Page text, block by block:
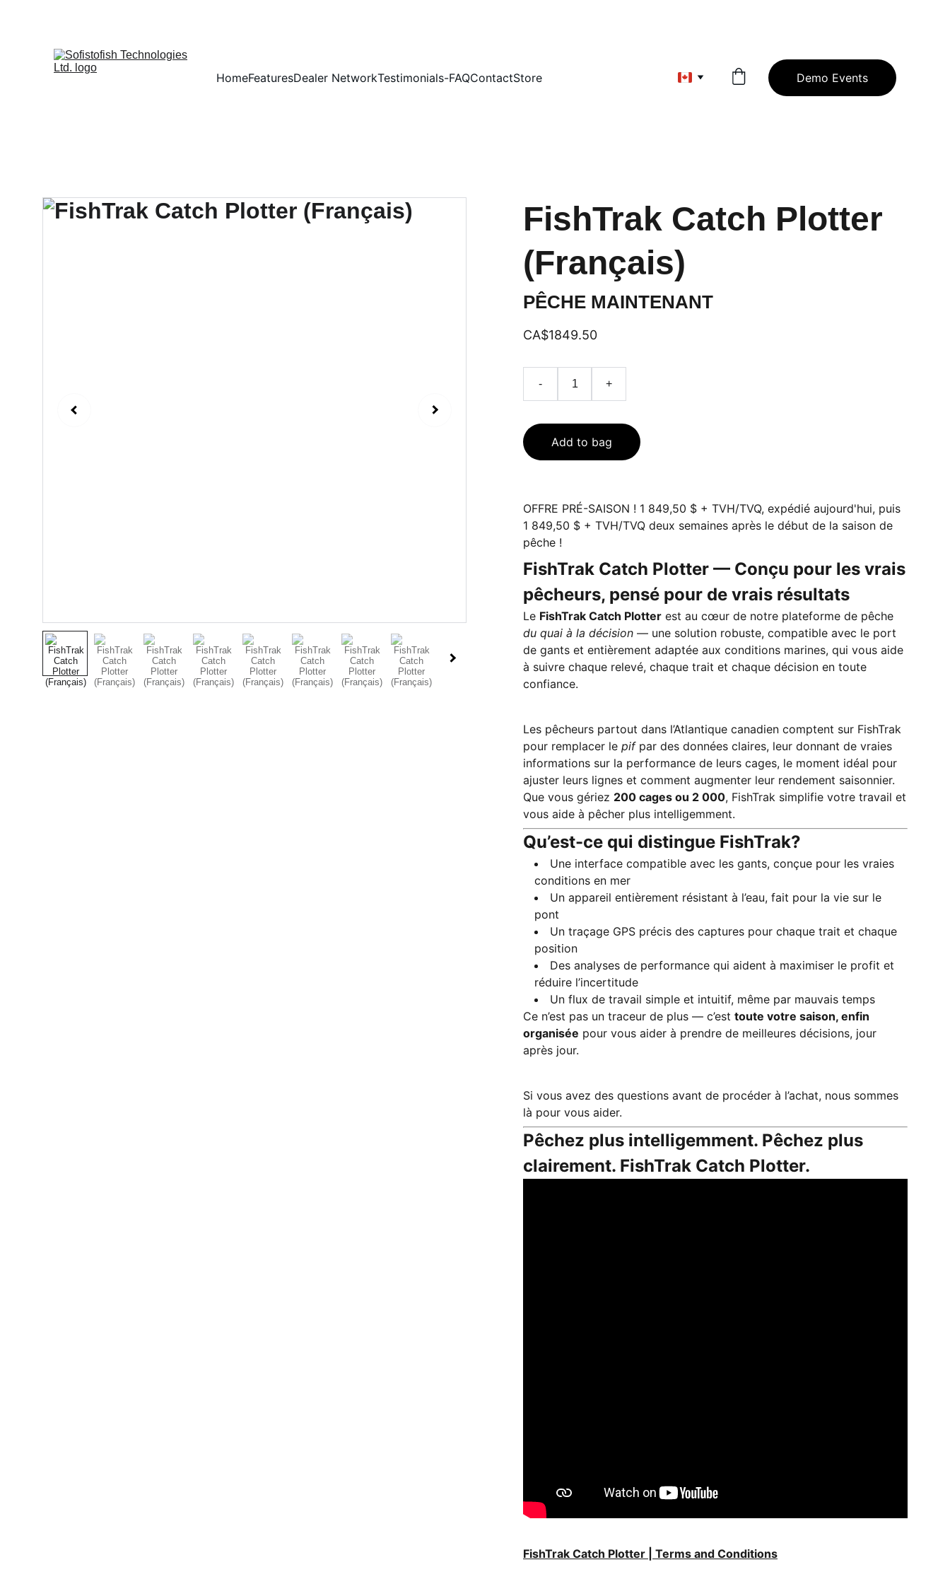
HomeFeaturesDealer NetworkTestimonials-FAQContactStore Demo Events
FishTrak Catch Plotter
(Français)
PÊCHE MAINTENANT
CA$1849.50
- +
Add to bag
OFFRE PRÉ-SAISON ! 1 849,50 $ + TVH/TVQ, expédié aujourd'hui, puis
1 849,50 $ + TVH/TVQ deux semaines après le début de la saison de
pêche !
FishTrak Catch Plotter — Conçu pour les vrais
pêcheurs, pensé pour de vrais résultats
Le FishTrak Catch Plotter est au cœur de notre plateforme de pêche
du quai à la décision — une solution robuste, compatible avec le port
de gants et entièrement adaptée aux conditions marines, qui vous aide
à suivre chaque relevé, chaque trait et chaque décision en toute
confiance.
Les pêcheurs partout dans l’Atlantique canadien comptent sur FishTrak
pour remplacer le pifpar des données claires, leur donnant de vraies
informations sur la performance de leurs cages, le moment idéal pour
ajuster leurs lignes et comment augmenter leur rendement saisonnier.
Que vous gériez 200 cages ou 2 000, FishTrak simplifie votre travail et
vous aide à pêcher plus intelligemment.
Qu’est-ce qui distingue FishTrak?
Une interface compatible avec les gants, conçue pour les vraies
conditions en mer
Un appareil entièrement résistant à l’eau, fait pour la vie sur le
pont
Un traçage GPS précis des captures pour chaque trait et chaque
position
Des analyses de performance qui aident à maximiser le profit et
réduire l’incertitude
Un flux de travail simple et intuitif, même par mauvais temps
Ce n’est pas un traceur de plus — c’est toute votre saison, enfin
organisée pour vous aider à prendre de meilleures décisions, jour
après jour.
Si vous avez des questions avant de procéder à l’achat, nous sommes
là pour vous aider.
Pêchez plus intelligemment. Pêchez plus
clairement. FishTrak Catch Plotter.
FishTrak Catch Plotter | Terms and Conditions